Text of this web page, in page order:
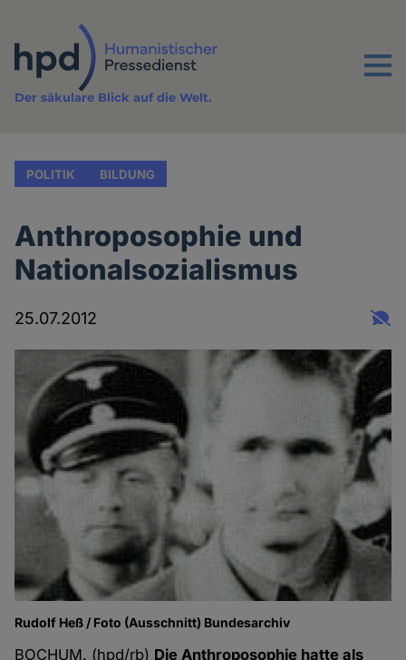
Inhalt
Menu
Der säkulare Blick auf die Welt.
POLITIK BILDUNG
Anthroposophie und
Nationalsozialismus
25.07.2012
Rudolf Heß / Foto (Ausschnitt) Bundesarchiv
BOCHUM. (hpd/rb) Die Anthroposophie hatte als